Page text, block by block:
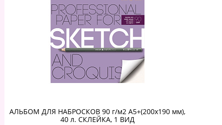
АЛЬБОМ ДЛЯ НАБРОСКОВ 90 г/м2 А5+(200х190 мм),
40 л. СКЛЕЙКА, 1 ВИД